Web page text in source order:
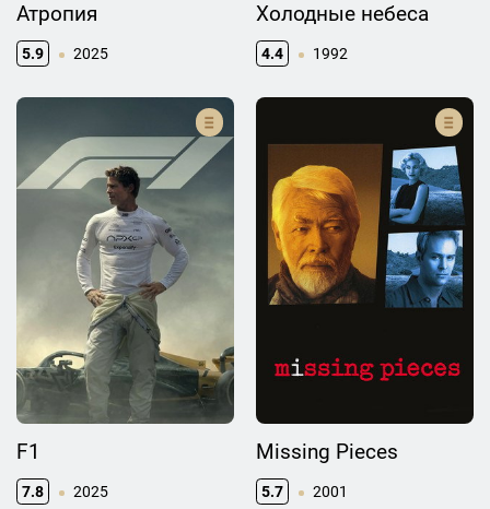
Атропия
5.9 2025
Холодные небеса
4.4 1992
F1
7.8 2025
Missing Pieces
5.7 2001